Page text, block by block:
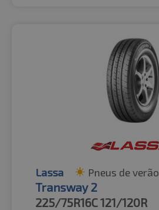
Lassa Pneus de verão
Transway 2
225/75R16C121/120R